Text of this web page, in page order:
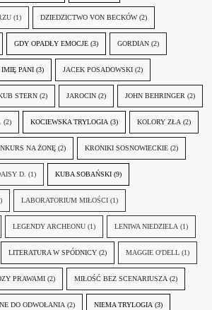
(1) DZIEDZICTWO VON BECKÓW (2)
GDY OPADŁY EMOCJE (3) GORDIAN (2)
IMIĘ PANI (3) JACEK POSADOWSKI (2)
STERN (2) JAROCIN (2) JOHN BEHRINGER (2)
(2) KOCIEWSKA TRYLOGIA (3) KOLORY ZŁA (2)
NA ŻONĘ (2) KRONIKI SOSNOWIECKIE (2)
D. (1) KUBA SOBAŃSKI (9)
LABORATORIUM MIŁOŚCI (1)
LEGENDY ARCHEONU (1) LENIWA NIEDZIELA (1)
LITERATURA W SPÓDNICY (2) MAGGIE O'DELL (1)
PRAWAMI (2) MIŁOŚĆ BEZ SCENARIUSZA (2)
DO ODWOŁANIA (2) NIEMA TRYLOGIA (3)